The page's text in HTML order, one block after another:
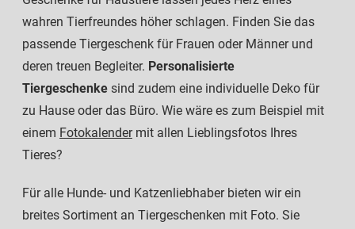
wahren Tierfreundes höher schlagen. Finden Sie das
passende Tiergeschenk für Frauen oder Männer und
deren treuen Begleiter. Personalisierte
Tiergeschenke sind zudem eine individuelle Deko für
zu Hause oder das Büro. Wie wäre es zum Beispiel mit
einem Fotokalendermit allen Lieblingsfotos Ihres
Tieres?
Für alle Hunde- und Katzenliebhaber bieten wir ein
breites Sortiment an Tiergeschenken mit Foto. Sie